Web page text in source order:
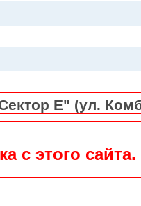
Е" (ул.
с этого сайта.